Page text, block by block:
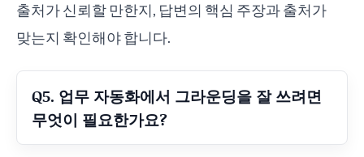
출처가 신뢰할 만한지, 답변의 핵심 주장과 출처가
맞는지 확인해야 합니다.
Q5. 업무 자동화에서 그라운딩을 잘 쓰려면
무엇이 필요한가요?